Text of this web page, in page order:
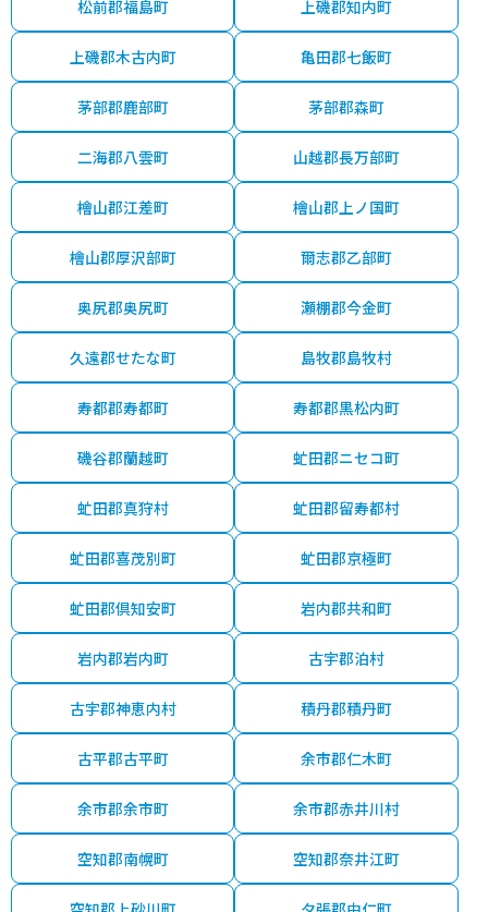
松前郡福島町 上磯郡知内町
上磯郡木古内町 亀田郡七飯町
茅部郡鹿部町 茅部郡森町
二海郡八雲町 山越郡長万部町
檜山郡江差町 檜山郡上ノ国町
檜山郡厚沢部町 爾志郡乙部町
奥尻郡奥尻町 瀬棚郡今金町
久遠郡せたな町 島牧郡島牧村
寿都郡寿都町 寿都郡黒松内町
磯谷郡蘭越町 虻田郡ニセコ町
虻田郡真狩村 虻田郡留寿都村
虻田郡喜茂別町 虻田郡京極町
虻田郡倶知安町 岩内郡共和町
岩内郡岩内町 古宇郡泊村
古宇郡神恵内村 積丹郡積丹町
古平郡古平町 余市郡仁木町
余市郡余市町 余市郡赤井川村
空知郡南幌町 空知郡奈井江町